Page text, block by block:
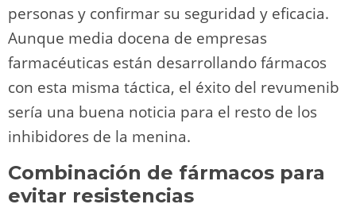
personas y confirmar su seguridad y eficacia.
Aunque media docena de empresas
farmacéuticas están desarrollando fármacos
con esta misma táctica, el éxito del revumenib
sería una buena noticia para el resto de los
inhibidores de la menina.
Combinación de fármacos para
evitar resistencias